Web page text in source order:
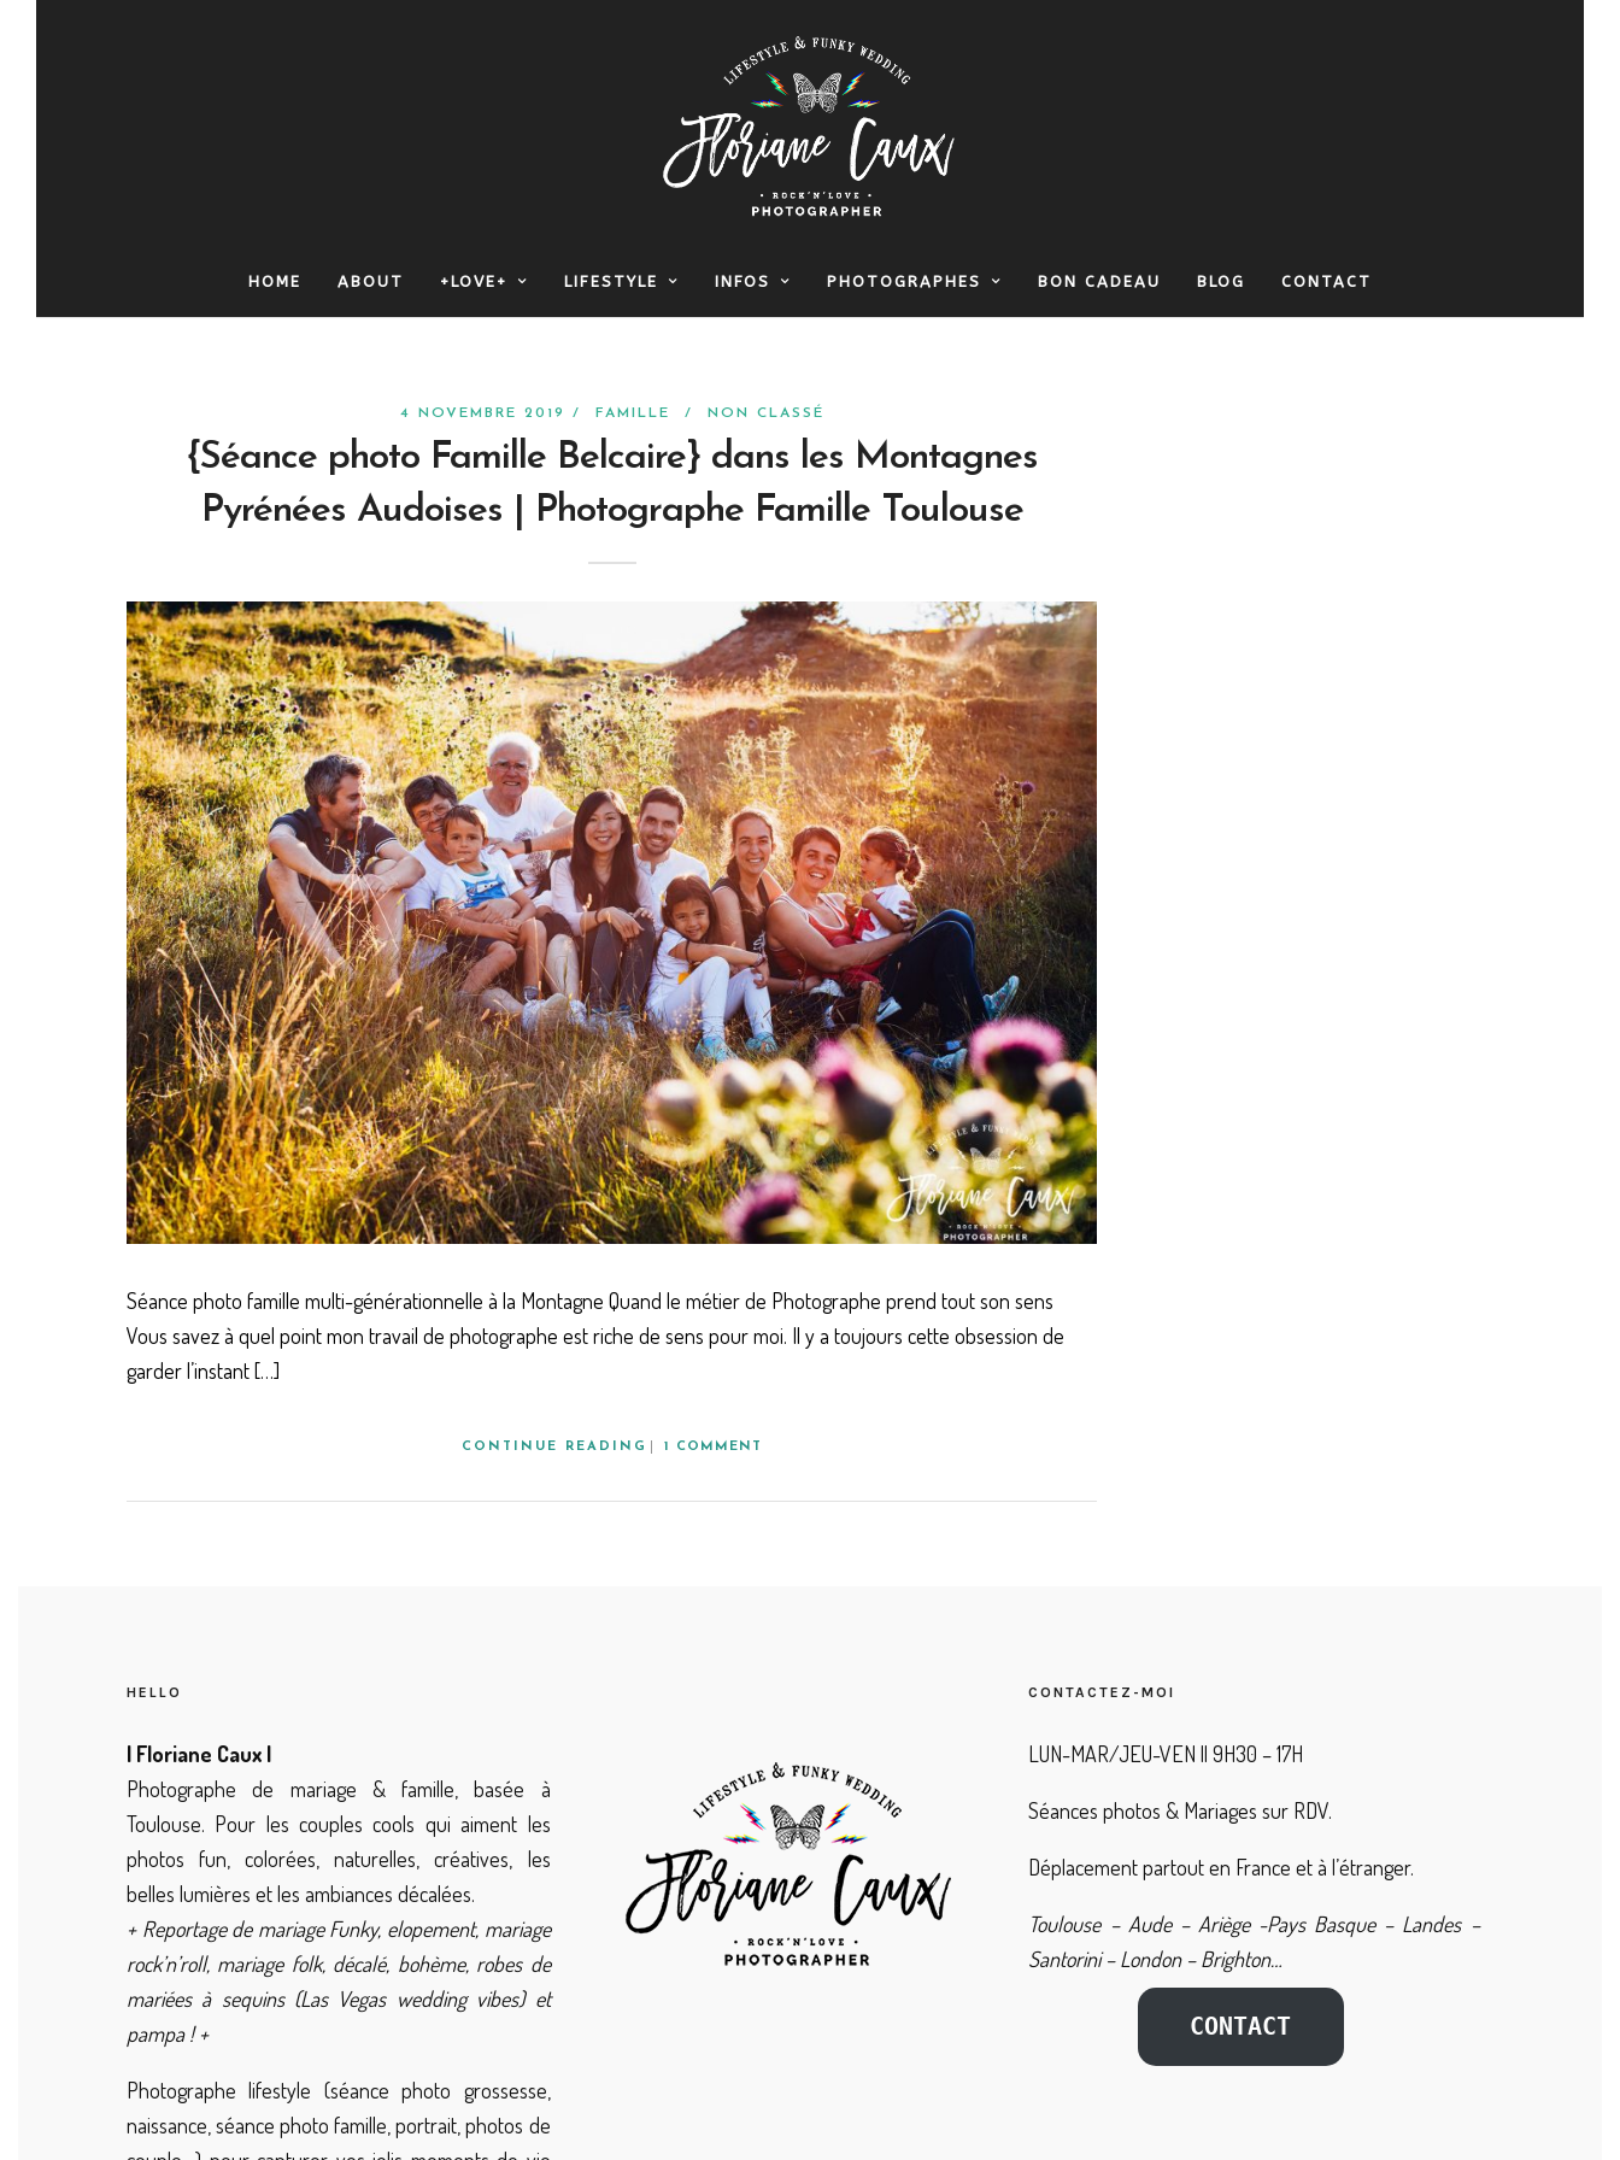
HOME ABOUT +LOVE+ LIFESTYLE INFOS PHOTOGRAPHES BON CADEAU BLOG CONTACT
4 NOVEMBRE 2019 / FAMILLE / NON CLASSÉ
{Séance photo Famille Belcaire} dans les Montagnes
Pyrénées Audoises | Photographe Famille Toulouse
Séance photo famille multi-générationnelle à la Montagne Quand le métier de Photographe prend tout son sens
Vous savez à quel point mon travail de photographe est riche de sens pour moi. Il y a toujours cette obsession de
garder l’instant […]
CONTINUE READING 1 COMMENT
HELLO
| Floriane Caux |
Photographe de mariage & famille, basée à
Toulouse. Pour les couples cools qui aiment les
photos fun, colorées, naturelles, créatives, les
belles lumières et les ambiances décalées.
+ Reportage de mariage Funky, elopement, mariage
rock’n’roll, mariage folk, décalé, bohème, robes de
mariées à sequins (Las Vegas wedding vibes) et
pampa ! +
Photographe lifestyle (séance photo grossesse,
naissance, séance photo famille, portrait, photos de
CONTACTEZ-MOI
LUN-MAR/JEU-VEN || 9H30 – 17H
Séances photos & Mariages sur RDV.
Déplacement partout en France et à l’étranger.
Toulouse – Aude – Ariège -Pays Basque – Landes –
Santorini – London – Brighton…
CONTACT